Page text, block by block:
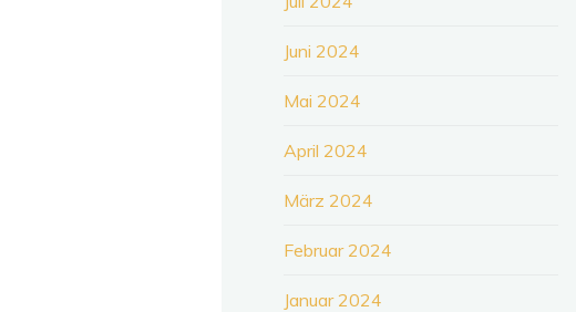
Juni 2024
Mai 2024
April 2024
März 2024
Februar 2024
Januar 2024